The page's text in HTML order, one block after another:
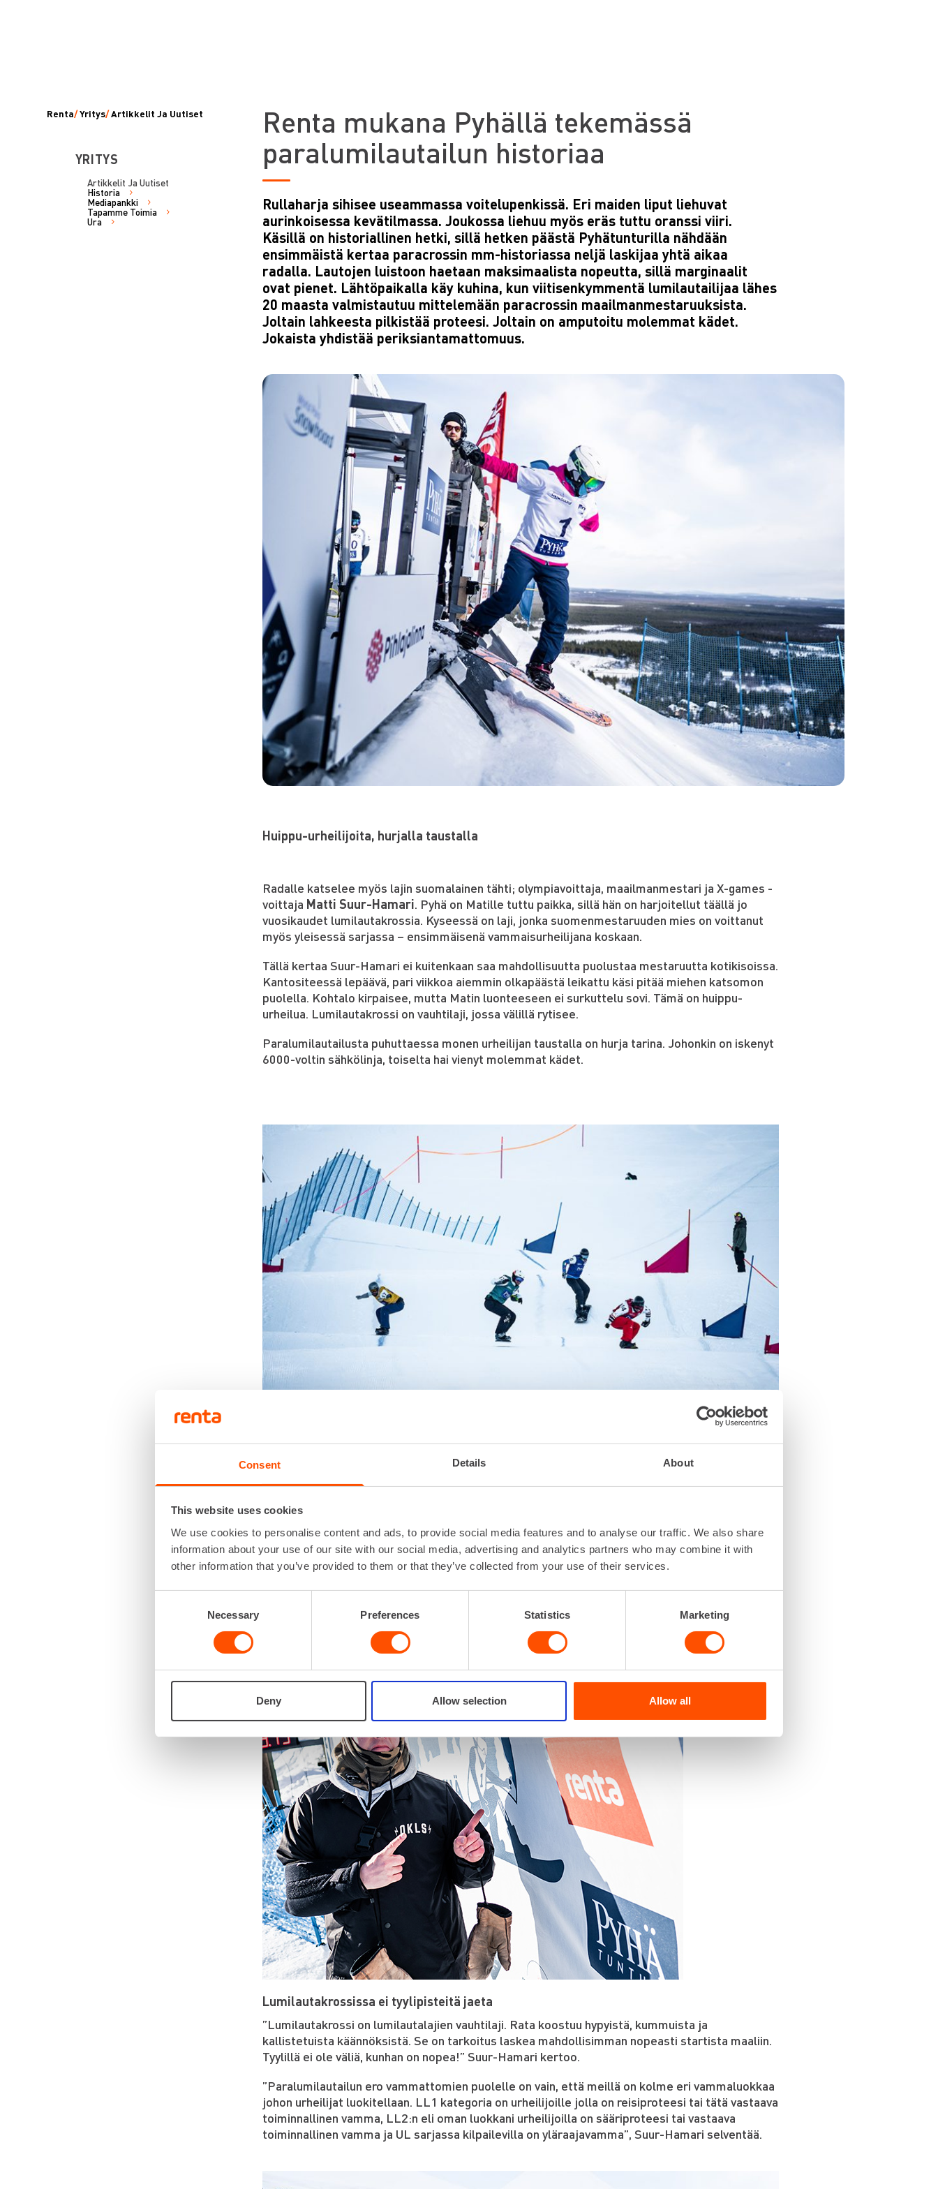
Consent Details About
This website uses cookies
We use cookies to personalise content and ads, to provide social media features and to analyse our traffic. We also share
information about your use of our site with our social media, advertising and analytics partners who may combine it with
other information that you’ve provided to them or that they’ve collected from your use of their services.
Necessary Preferences Statistics Marketing
Deny Allow selection Allow all
Renta/Yritys/Artikkelit Ja Uutiset
YRITYS
Artikkelit Ja Uutiset
Historia
Mediapankki
Tapamme Toimia
Ura
Renta mukana Pyhällä tekemässä
paralumilautailun historiaa
Rullaharja sihisee useammassa voitelupenkissä. Eri maiden liput liehuvat
aurinkoisessa kevätilmassa. Joukossa liehuu myös eräs tuttu oranssi viiri.
Käsillä on historiallinen hetki, sillä hetken päästä Pyhätunturilla nähdään
ensimmäistä kertaa paracrossin mm-historiassa neljä laskijaa yhtä aikaa
radalla. Lautojen luistoon haetaan maksimaalista nopeutta, sillä marginaalit
ovat pienet. Lähtöpaikalla käy kuhina, kun viitisenkymmentä lumilautailijaa lähes
20 maasta valmistautuu mittelemään paracrossin maailmanmestaruuksista.
Joltain lahkeesta pilkistää proteesi. Joltain on amputoitu molemmat kädet.
Jokaista yhdistää periksiantamattomuus.
Huippu-urheilijoita, hurjalla taustalla
Radalle katselee myös lajin suomalainen tähti; olympiavoittaja, maailmanmestari ja X-games -
voittaja Matti Suur-Hamari. Pyhä on Matille tuttu paikka, sillä hän on harjoitellut täällä jo
vuosikaudet lumilautakrossia. Kyseessä on laji, jonka suomenmestaruuden mies on voittanut
myös yleisessä sarjassa – ensimmäisenä vammaisurheilijana koskaan.
Tällä kertaa Suur-Hamari ei kuitenkaan saa mahdollisuutta puolustaa mestaruutta kotikisoissa.
Kantositeessä lepäävä, pari viikkoa aiemmin olkapäästä leikattu käsi pitää miehen katsomon
puolella. Kohtalo kirpaisee, mutta Matin luonteeseen ei surkuttelu sovi. Tämä on huippu-
urheilua. Lumilautakrossi on vauhtilaji, jossa välillä rytisee.
Paralumilautailusta puhuttaessa monen urheilijan taustalla on hurja tarina. Johonkin on iskenyt
6000-voltin sähkölinja, toiselta hai vienyt molemmat kädet.
Suur-Hamarin elämän muutti vuonna 2009 hirvittävä moottoripyöräonnettomuus. Mies on
aikaisemmin kertonut medialle amputaation silti omalla tavallaan antaneen hänelle paljon
enemmän kuin mitä se otti pois. Hän on päässyt rakastamansa lajin huipulle, reissaamaan ja
tutustumaan ihmisiin ympäri maailmaa sekä voittanut paralumilautailussa kaiken mahdollisen.
Lumilautakrossissa ei tyylipisteitä jaeta
”Lumilautakrossi on lumilautalajien vauhtilaji. Rata koostuu hypyistä, kummuista ja
kallistetuista käännöksistä. Se on tarkoitus laskea mahdollisimman nopeasti startista maaliin.
Tyylillä ei ole väliä, kunhan on nopea!” Suur-Hamari kertoo.
”Paralumilautailun ero vammattomien puolelle on vain, että meillä on kolme eri vammaluokkaa
johon urheilijat luokitellaan. LL1 kategoria on urheilijoille jolla on reisiproteesi tai tätä vastaava
toiminnallinen vamma, LL2:n eli oman luokkani urheilijoilla on sääriproteesi tai vastaava
toiminnallinen vamma ja UL sarjassa kilpailevilla on yläraajavamma”, Suur-Hamari selventää.